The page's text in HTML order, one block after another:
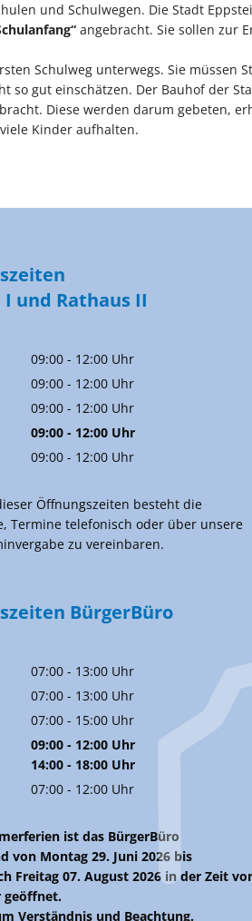
und Schulwegen. Die Stadt
angebracht. Sie sollen zur
Schulweg unterwegs. Sie müssen
so gut einschätzen. Der Bauhof der
Diese werden darum gebeten,
Kinder aufhalten.
I und Rathaus II
09:00 - 12:00 Uhr
Von 09:00 bis 12:00 Uhr
09:00 - 12:00 Uhr
Von 09:00 bis 12:00 Uhr
09:00 - 12:00 Uhr
Von 09:00 bis 12:00 Uhr
09:00 - 12:00 Uhr
Von 09:00 bis 12:00 Uhr
09:00 - 12:00 Uhr
Öffnungszeiten besteht die
Termine telefonisch oder über unsere
zu vereinbaren.
BürgerBüro
07:00 - 13:00 Uhr
Von 07:00 bis 13:00 Uhr
07:00 - 13:00 Uhr
Von 07:00 bis 13:00 Uhr
07:00 - 15:00 Uhr
Von 07:00 bis 15:00 Uhr
09:00 - 12:00 Uhr
Von 09:00 bis 12:00 Uhr
14:00 - 18:00 Uhr
Von 14:00 bis 18:00 Uhr
07:00 - 12:00 Uhr
ist das BürgerBüro
von Montag 29. Juni 2026 bis
Freitag 07. August 2026 in der Zeit
geöffnet.
Verständnis und Beachtung.